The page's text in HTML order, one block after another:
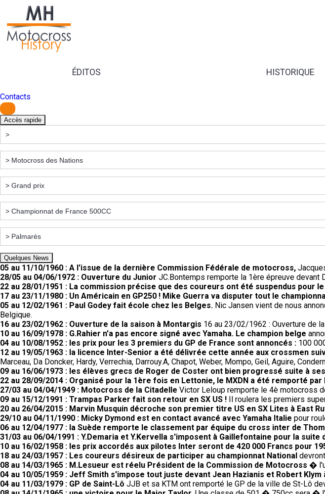
ÉDITOS HISTORIQUE
Contacts
Accès rapide
Quelques News
05 au 11/10/1960 : A l'issue de la dernière Commission Fédérale de motocross,
28/05 au 04/06/1972 : Ouverture du Junior JC.Bontemps remporte la 1ère épreuve devant
22 au 28/01/1951 : La commission précise que des coureurs ont été suspendus pour
17 au 23/11/1980 : Un Américain en GP250 ! Mike Guerra va disputer tout le
05 au 12/02/1961 : Paul Godey fait école chez les Belges. Nic Jansen vient de nous
Belgique.
16 au 23/02/1962 : Ouverture de la saison à Montargis 16 au 23/02/1962 : Ouverture de
10 au 16/09/1978 : G.Rahier n'a pas encore signé avec Yamaha. Le champion belge
04 au 10/08/1952 : les prix pour les 3 premiers du GP de France sont annoncés : 100
12 au 19/05/1963 : la licence Inter-Senior a été délivrée cette année aux crossmen
Marceau, Da Doncker, Hardy, Verrechia, Darrouy.A, Chapot, Weber, Mompo, Geil, Aguire,
09 au 16/06/1973 : les élèves grecs de Roger de Coster ont bien progressé suite à
22 au 28/09/2014 : Organisé pour la 1ère fois en Lettonie, le MXDN a été remporté par
27/03 au 04/04/1949 : Motocross de la Citadelle Victor Leloup remporte le 4è motocross
09 au 15/12/1991 : Trampas Parker fait son retour en SX US ! Il roulera les premiers
20 au 26/04/2015 : Marvin Musquin décroche son premier titre US en SX Lites à East
29/10 au 04/11/1990 : Micky Dymond est en contact avancé avec Yamaha Italie pour
06 au 12/04/1977 : la Suède remporte le classement par équipe du cross inter de
31/03 au 06/04/1991 : Y.Demaria et Y.Kervella s'imposent à Gaillefontaine pour la suite
10 au 16/02/1958 : les prix accordés aux pilotes Inter seront de 420 000 Francs pour
18 au 24/03/1957 : Les coureurs désireux de participer au championnat National
08 au 14/03/1965 : M.Lesueur est réelu Président de la Commission de Motocross �
04 au 10/05/1959 : Jeff Smith s'impose tout juste devant Jean Hazianis et Robert Klym
04 au 11/03/1979 : GP de Saint-Lô JJB et sa KTM ont remporté le GP de la ville de St-Lô